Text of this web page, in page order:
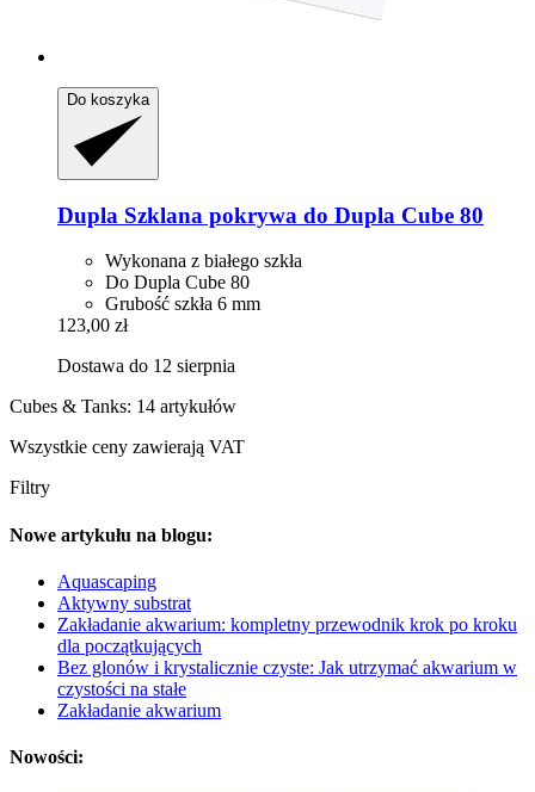
Do koszyka
Dupla Szklana pokrywa do Dupla Cube 80
Wykonana z białego szkła
Do Dupla Cube 80
Grubość szkła 6 mm
123,00 zł
Dostawa do 12 sierpnia
Cubes & Tanks: 14 artykułów
Wszystkie ceny zawierają VAT
Filtry
Nowe artykułu na blogu:
Aquascaping
Aktywny substrat
Zakładanie akwarium: kompletny przewodnik krok po kroku
dla początkujących
Bez glonów i krystalicznie czyste: Jak utrzymać akwarium w
czystości na stałe
Zakładanie akwarium
Nowości: